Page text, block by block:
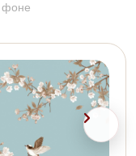
фоне